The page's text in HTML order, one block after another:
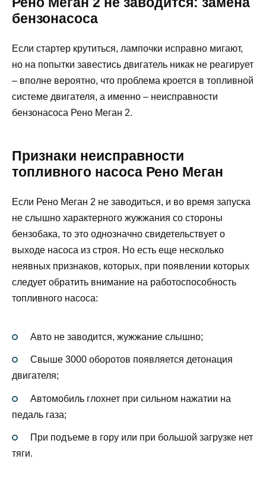
бензонасоса
Если стартер крутиться, лампочки исправно мигают,
но на попытки завестись двигатель никак не реагирует
– вполне вероятно, что проблема кроется в топливной
системе двигателя, а именно – неисправности
бензонасоса Рено Меган 2.
Признаки неисправности
топливного насоса Рено Меган
Если Рено Меган 2 не заводиться, и во время запуска
не слышно характерного жужжания со стороны
бензобака, то это однозначно свидетельствует о
выходе насоса из строя. Но есть еще несколько
неявных признаков, которых, при появлении которых
следует обратить внимание на работоспособность
топливного насоса:
Авто не заводится, жужжание слышно;
Свыше 3000 оборотов появляется детонация
двигателя;
Автомобиль глохнет при сильном нажатии на
педаль газа;
При подъеме в гору или при большой загрузке нет
тяги.